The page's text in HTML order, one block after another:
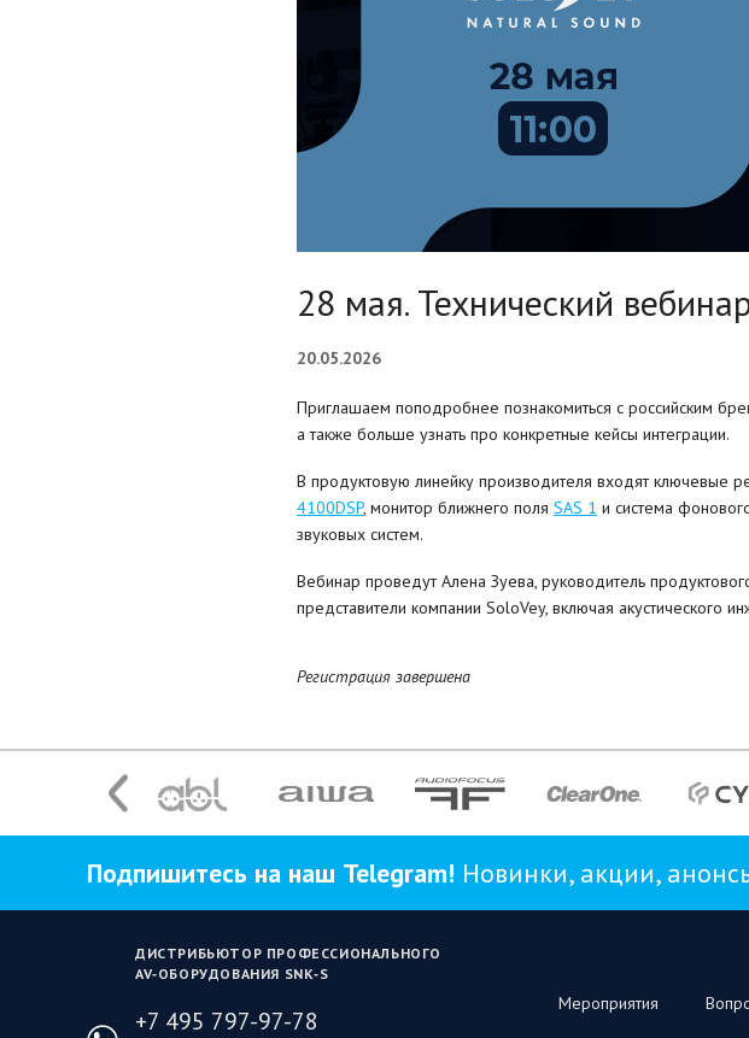
28 мая. Технический
20.05.2026
Приглашаем поподробнее познакомиться с российским
а также больше узнать про конкретные кейсы интеграции.
В продуктовую линейку производителя входят ключевые
4100DSP, монитор ближнего поля SAS 1 и система
звуковых систем.
Вебинар проведут Алена Зуева, руководитель
представители компании SoloVey, включая акустического
Регистрация завершена
Подпишитесь на наш Telegram! Новинки, акции,
ДИСТРИБЬЮТОР ПРОФЕССИОНАЛЬНОГО
AV‑ОБОРУДОВАНИЯ SNK‑S
+7 495 797-97-78
Мероприятия